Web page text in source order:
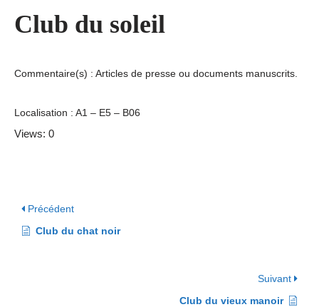
Club du soleil
Commentaire(s) : Articles de presse ou documents manuscrits.
Localisation : A1 – E5 – B06
Views: 0
Précédent
Club du chat noir
Suivant
Club du vieux manoir